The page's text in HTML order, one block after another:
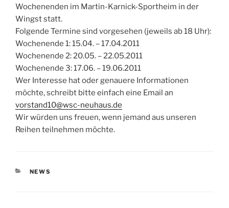
Wochenenden im Martin-Karnick-Sportheim in der
Wingst statt.
Folgende Termine sind vorgesehen (jeweils ab 18 Uhr):
Wochenende 1: 15.04. – 17.04.2011
Wochenende 2: 20.05. – 22.05.2011
Wochenende 3: 17.06. – 19.06.2011
Wer Interesse hat oder genauere Informationen
möchte, schreibt bitte einfach eine Email an
vorstand10@wsc-neuhaus.de
Wir würden uns freuen, wenn jemand aus unseren
Reihen teilnehmen möchte.
KATEGORIEN
NEWS